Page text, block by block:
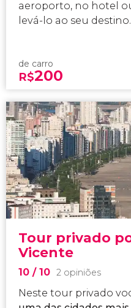
aeroporto, no hotel
levá-lo ao seu
de carro
R$200
Tour privado
Vicente
10 / 10 2 opiniões
Neste tour privado